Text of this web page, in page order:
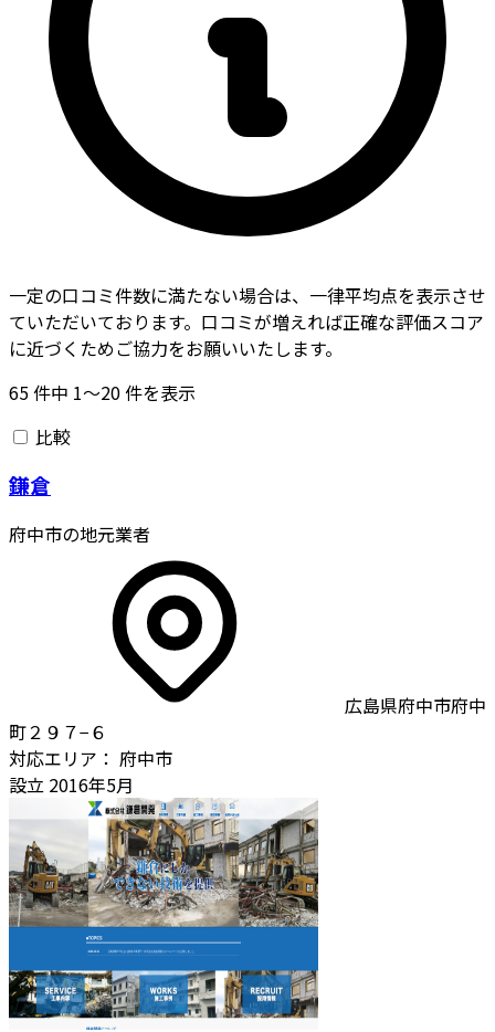
一定の口コミ件数に満たない場合は、一律平均点を表示させ
ていただいております。口コミが増えれば正確な評価スコア
に近づくためご協力をお願いいたします。
65件中 1〜20件を表示
比較
鎌倉
府中市の地元業者
広島県府中市府中
町２９７−６
対応エリア： 府中市
設立 2016年5月